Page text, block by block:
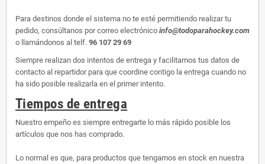
Para destinos donde el sistema no te esté permitiendo realizar tu
pedido, consúltanos por correo electrónico info@todoparahockey.com
o llamándonos al telf. 96 107 29 69
Siempre realizan dos intentos de entrega y facilitamos tus datos de
contacto al repartidor para que coordine contigo la entrega cuando no
ha sido posible realizarla en el primer intento.
Tiempos de entrega
Nuestro empeño es siempre entregarte lo más rápido posible los
artículos que nos has comprado.
Lo normal es que, para productos que tengamos en stock en nuestra